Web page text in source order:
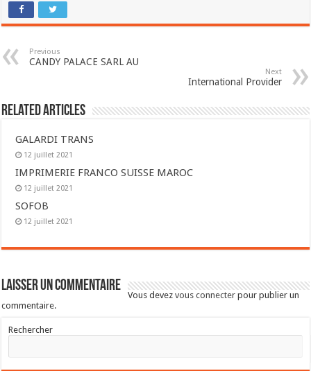
Previous
CANDY PALACE SARL AU
Next
International Provider
Related Articles
GALARDI TRANS
12 juillet 2021
IMPRIMERIE FRANCO SUISSE MAROC
12 juillet 2021
SOFOB
12 juillet 2021
Laisser un commentaire
Vous devezvous connecter pour publier un
commentaire.
Rechercher